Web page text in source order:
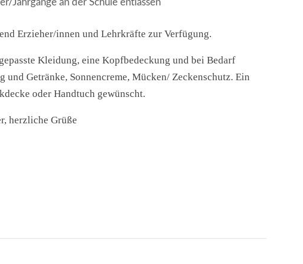
Jahrgänge an der Schule entlassen
Erzieher/innen und Lehrkräfte zur Verfügung.
Kleidung, eine Kopfbedeckung und bei Bedarf
und Getränke, Sonnencreme, Mücken/ Zeckenschutz. Ein
oder Handtuch gewünscht.
herzliche Grüße